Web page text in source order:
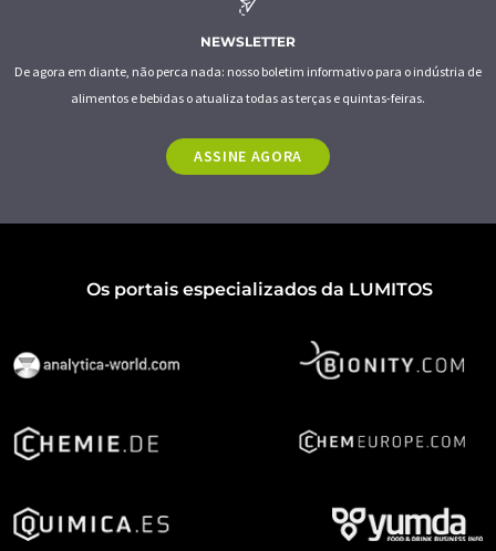
NEWSLETTER
De agora em diante, não perca nada: nosso boletim informativo para o indústria de
alimentos e bebidas o atualiza todas as terças e quintas-feiras.
ASSINE AGORA
Os portais especializados da LUMITOS